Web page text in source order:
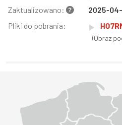
Zaktualizowano:
2025-
Pliki do pobrania:
(Obraz